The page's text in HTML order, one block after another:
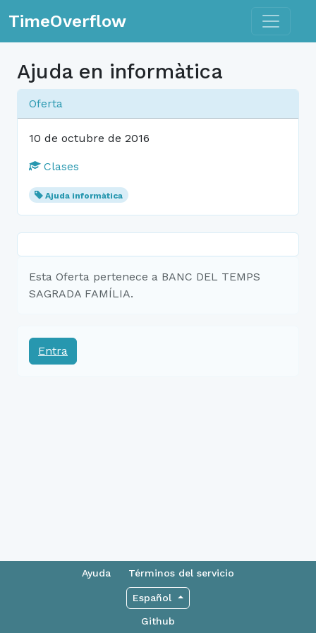
TimeOverflow Toggle
Ajuda en informàtica
Oferta
10 de octubre de 2016
Clases
Ajuda informàtica
Esta Oferta pertenece a BANC DEL TEMPS
SAGRADA FAMÍLIA.
Entra
Ayuda Términos del servicio
Español
Github